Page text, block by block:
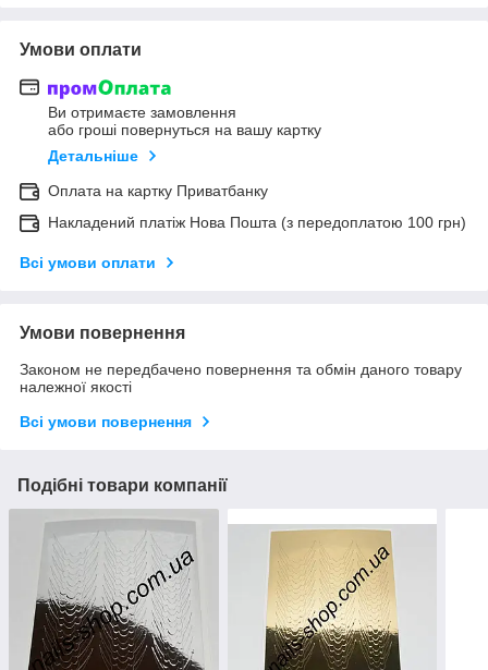
Умови оплати
Ви отримаєте замовлення
або гроші повернуться на вашу картку
Детальніше
Оплата на картку Приватбанку
Накладений платіж Нова Пошта (з передоплатою 100 грн)
Всі умови оплати
Умови повернення
Законом не передбачено повернення та обмін даного товару
належної якості
Всі умови повернення
Подібні товари компанії